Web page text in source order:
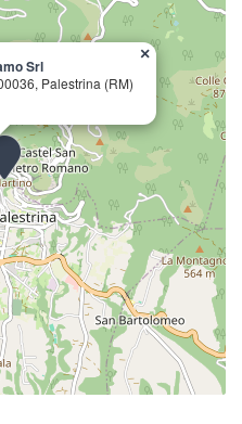
Srl
Palestrina (RM)
×